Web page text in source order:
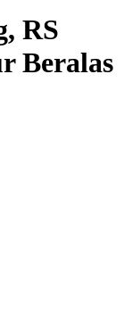
RS
Beralas